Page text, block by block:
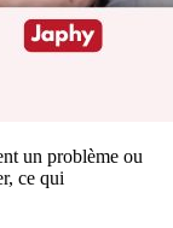
un problème ou
ce qui